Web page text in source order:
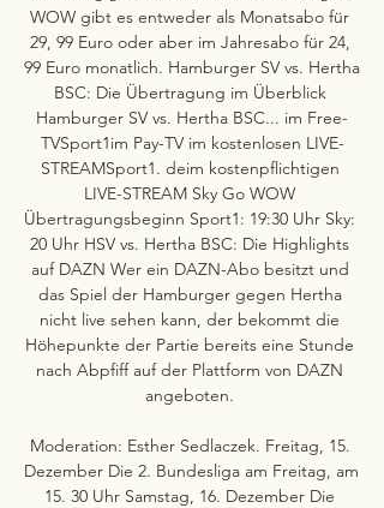
WOW gibt es entweder als Monatsabo für
29, 99 Euro oder aber im Jahresabo für 24,
99 Euro monatlich. Hamburger SV vs. Hertha
BSC: Die Übertragung im Überblick
Hamburger SV vs. Hertha BSC... im Free-
TVSport1im Pay-TV im kostenlosen LIVE-
STREAMSport1. deim kostenpflichtigen
LIVE-STREAM Sky Go WOW
Übertragungsbeginn Sport1: 19:30 Uhr Sky:
20 Uhr HSV vs. Hertha BSC: Die Highlights
auf DAZN Wer ein DAZN-Abo besitzt und
das Spiel der Hamburger gegen Hertha
nicht live sehen kann, der bekommt die
Höhepunkte der Partie bereits eine Stunde
nach Abpfiff auf der Plattform von DAZN
angeboten.
Moderation: Esther Sedlaczek. Freitag, 15.
Dezember Die 2. Bundesliga am Freitag, am
15. 30 Uhr Samstag, 16. Dezember Die